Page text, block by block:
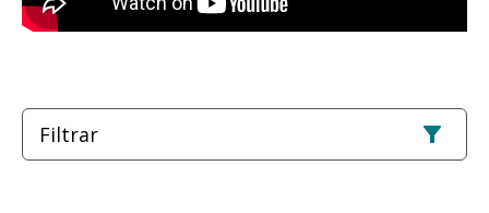
Filtrar